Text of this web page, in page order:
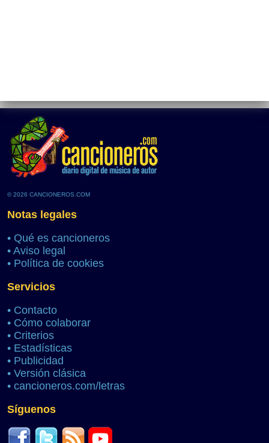
© 2026 CANCIONEROS.COM
Notas legales
• Qué es cancioneros
• Aviso legal
• Política de cookies
Servicios
• Contacto
• Cómo colaborar
• Criterios
• Estadísticas
• Publicidad
• Versión clásica
• cancioneros.com/letras
Síguenos